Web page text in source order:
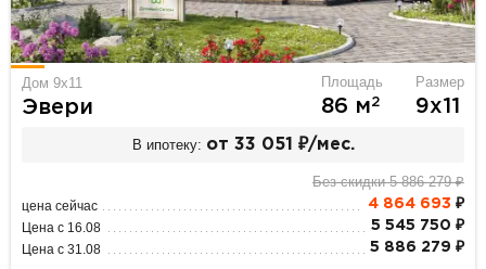
Дом 9х11
Эвери
Площадь
86 м2
Размер
9х11
В ипотеку: от 33 051 ₽/мес.
Без скидки 5 886 279 ₽
цена сейчас 4 864 693 ₽
Цена с 16.08 5 545 750 ₽
Цена с 31.08 5 886 279 ₽